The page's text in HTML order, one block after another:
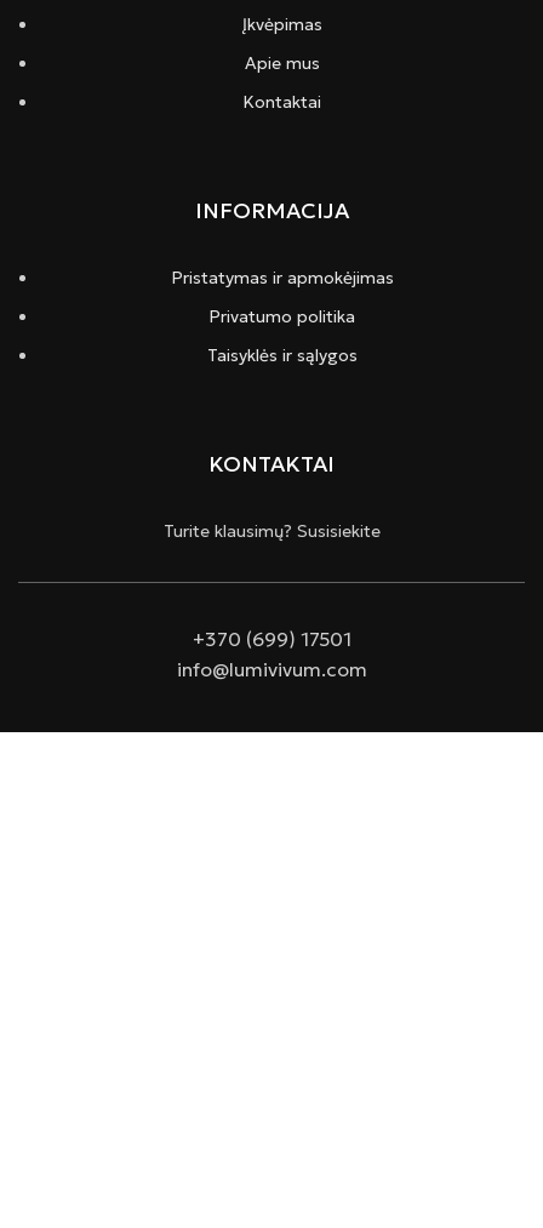
Įkvėpimas
Apie mus
Kontaktai
INFORMACIJA
Pristatymas ir apmokėjimas
Privatumo politika
Taisyklės ir sąlygos
KONTAKTAI
Turite klausimų? Susisiekite
+370 (699) 17501
info@lumivivum.com